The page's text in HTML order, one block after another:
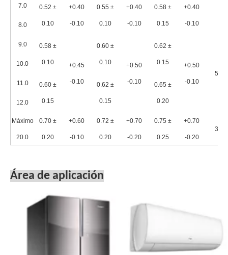
7.0 0.52 ±
0.10
+0.40
-0.10
0.55 ±
0.10
+0.40
-0.10
0.58 ±
0.15
+0.40
-0.10
8.0
9.0 0.58 ±
0.10 +0.45
-0.10
0.60 ±
0.10 +0.50
-0.10
0.62 ±
0.15 +0.50
-0.10
50
10.0
11.0 0.60 ±
0.15
0.62 ±
0.15
0.65 ±
0.20
12.0
Máximo
20.0
0.70 ±
0.20
+0.60
-0.10
0.72 ±
0.20
+0.70
-0.20
0.75 ±
0.25
+0.70
-0.20
30
Área de aplicación